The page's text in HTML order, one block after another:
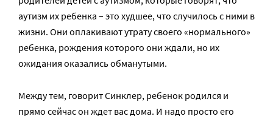
аутизм их ребенка – это худшее, что случилось с ними в
жизни. Они оплакивают утрату своего «нормального»
ребенка, рождения которого они ждали, но их
ожидания оказались обманутыми.
Между тем, говорит Синклер, ребенок родился и
прямо сейчас он ждет вас дома. И надо просто его